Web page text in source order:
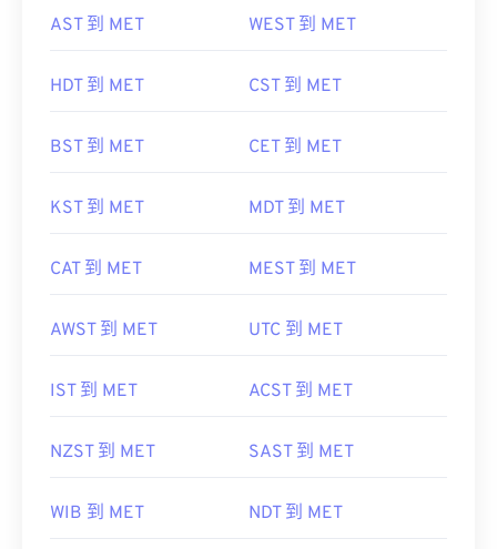
AST 到 MET WEST 到 MET
HDT 到 MET CST 到 MET
BST 到 MET CET 到 MET
KST 到 MET MDT 到 MET
CAT 到 MET MEST 到 MET
AWST 到 MET UTC 到 MET
IST 到 MET ACST 到 MET
NZST 到 MET SAST 到 MET
WIB 到 MET NDT 到 MET